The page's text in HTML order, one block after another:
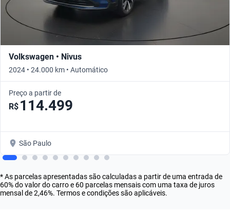
Volkswagen • Nivus
2024 • 24.000 km • Automático
Preço a partir de
R$ 114.499
São Paulo
* As parcelas apresentadas são calculadas a partir de uma entrada de
60% do valor do carro e 60 parcelas mensais com uma taxa de juros
mensal de 2,46%. Termos e condições são aplicáveis.